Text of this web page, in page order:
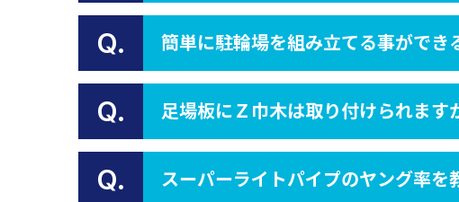
Q. 簡単に駐輪場を組み立てる事ができ
Q. 足場板にＺ巾木は取り付けられます
Q. スーパーライトパイプのヤング率を